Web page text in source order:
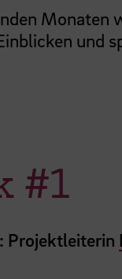
Monaten
und
#1
Projektleiterin